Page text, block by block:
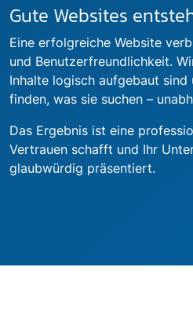
Gute Websites
Eine erfolgreiche Website
und Benutzerfreundlichkeit.
Inhalte logisch aufgebaut sind
finden, was sie suchen –
Das Ergebnis ist eine
Vertrauen schafft und Ihr
glaubwürdig präsentiert.